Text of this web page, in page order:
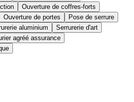
Ouverture de coffres-forts
Ouverture de portes
Pose de serrure
aluminium
Serrurerie d'art
agréé assurance